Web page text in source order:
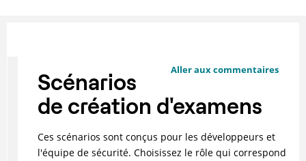
Aller aux commentaires
Scénarios
de création d'examens
Ces scénarios sont conçus pour les développeurs et
l'équipe de sécurité. Choisissez le rôle qui correspond